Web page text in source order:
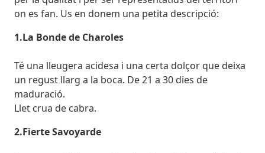
on es fan. Us en donem una petita descripció:
1.La Bonde de Charoles
Té una lleugera acidesa i una certa dolçor que deixa
un regust llarg a la boca. De 21 a 30 dies de
maduració.
Llet crua de cabra.
2.Fierte Savoyarde